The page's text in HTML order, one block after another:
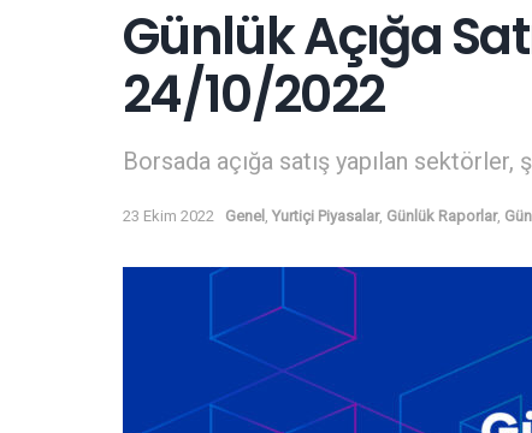
Günlük Açığa
24/10/2022
Borsada açığa satış yapılan
23 Ekim 2022 Genel Yurtiçi Piyasalar, Günlük Raporlar,